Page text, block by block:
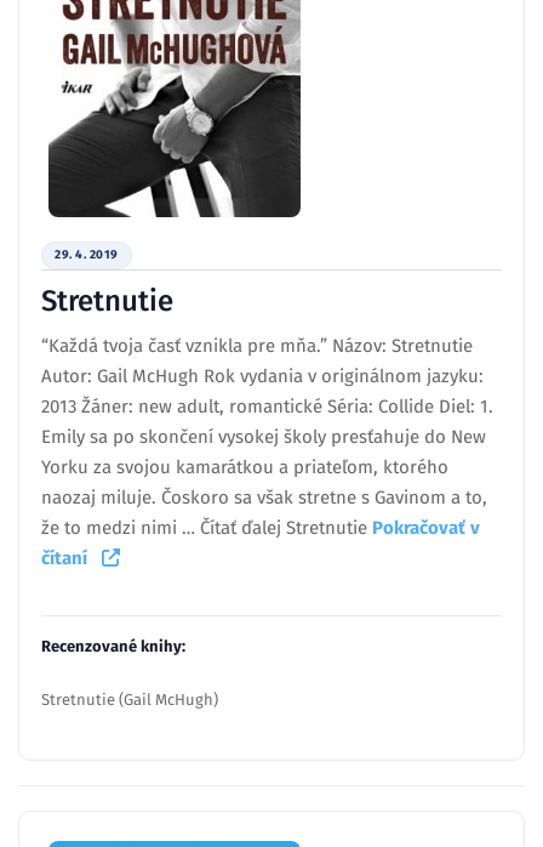
29. 4. 2019
Stretnutie
“Každá tvoja časť vznikla pre mňa.” Názov: Stretnutie
Autor: Gail McHugh Rok vydania v originálnom jazyku:
2013 Žáner: new adult, romantické Séria: Collide Diel: 1.
Emily sa po skončení vysokej školy presťahuje do New
Yorku za svojou kamarátkou a priateľom, ktorého
naozaj miluje. Čoskoro sa však stretne s Gavinom a to,
že to medzi nimi … Čítať ďalej Stretnutie Pokračovať v
čítaní
Recenzované knihy:
Stretnutie (Gail McHugh)